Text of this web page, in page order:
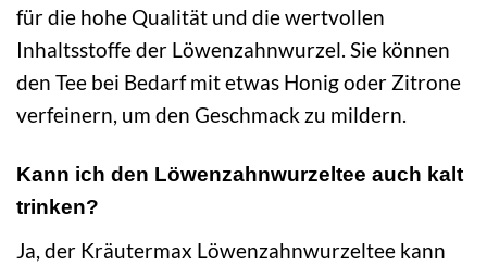
für die hohe Qualität und die wertvollen
Inhaltsstoffe der Löwenzahnwurzel. Sie können
den Tee bei Bedarf mit etwas Honig oder Zitrone
verfeinern, um den Geschmack zu mildern.
Kann ich den Löwenzahnwurzeltee auch kalt
trinken?
Ja, der Kräutermax Löwenzahnwurzeltee kann